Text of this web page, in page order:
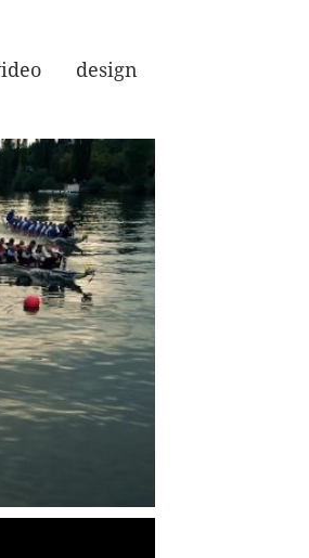
design